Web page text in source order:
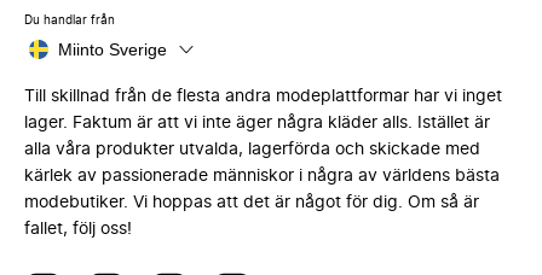
Du handlar från
Miinto Sverige
Till skillnad från de flesta andra modeplattformar har vi inget
lager. Faktum är att vi inte äger några kläder alls. Istället är
alla våra produkter utvalda, lagerförda och skickade med
kärlek av passionerade människor i några av världens bästa
modebutiker. Vi hoppas att det är något för dig. Om så är
fallet, följ oss!